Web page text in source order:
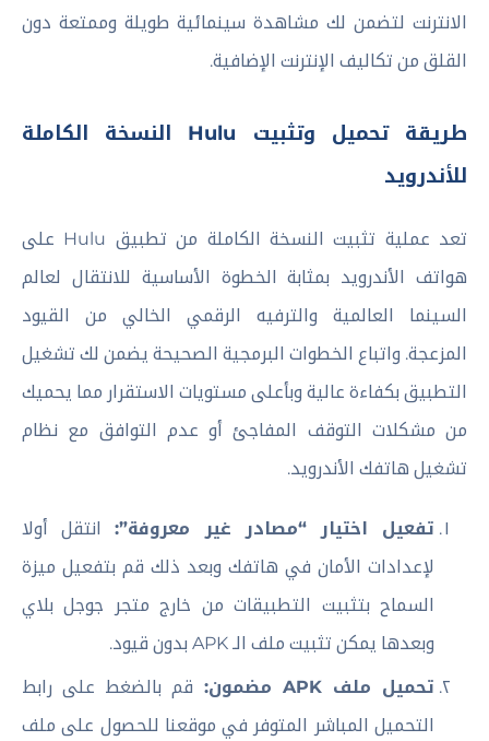
الانترنت لتضمن لك مشاهدة سينمائية طويلة وممتعة دون
القلق من تكاليف الإنترنت الإضافية.
طريقة تحميل وتثبيت Hulu النسخة الكاملة
للأندرويد
تعد عملية تثبيت النسخة الكاملة من تطبيق Hulu على
هواتف الأندرويد بمثابة الخطوة الأساسية للانتقال لعالم
السينما العالمية والترفيه الرقمي الخالي من القيود
المزعجة. واتباع الخطوات البرمجية الصحيحة يضمن لك تشغيل
التطبيق بكفاءة عالية وبأعلى مستويات الاستقرار مما يحميك
من مشكلات التوقف المفاجئ أو عدم التوافق مع نظام
تشغيل هاتفك الأندرويد.
تفعيل اختيار “مصادر غير معروفة”:انتقل أولا
لإعدادات الأمان في هاتفك وبعد ذلك قم بتفعيل ميزة
السماح بتثبيت التطبيقات من خارج متجر جوجل بلاي
وبعدها يمكن تثبيت ملف الـ APK بدون قيود.
تحميل ملف APK مضمون:
قم بالضغط على رابط
التحميل المباشر المتوفر في موقعنا للحصول على ملف